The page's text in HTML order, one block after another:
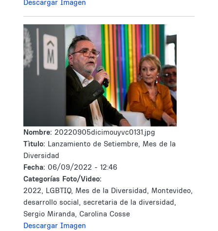
Descargar Imagen
Nombre: 20220905dicimouyvc0131.jpg
Tìtulo: Lanzamiento de Setiembre, Mes de la
Diversidad
Fecha: 06/09/2022 - 12:46
Categorías Foto/Video:
2022, LGBTIQ, Mes de la Diversidad, Montevideo,
desarrollo social, secretaria de la diversidad,
Sergio Miranda, Carolina Cosse
Descargar Imagen